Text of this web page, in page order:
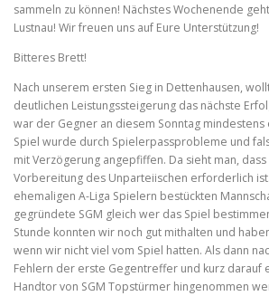
sammeln zu können! Nächstes Wochenende
Lustnau! Wir freuen uns auf Eure Unterstützung!
Bitteres Brett!
Nach unserem ersten Sieg in Dettenhausen,
deutlichen Leistungssteigerung das nächste
war der Gegner an diesem Sonntag mindestens
Spiel wurde durch Spielerpassprobleme und
mit Verzögerung angepfiffen. Da sieht man,
Vorbereitung des Unparteiischen erforderlich
ehemaligen A-Liga Spielern bestückten
gegründete SGM gleich wer das Spiel
Stunde konnten wir noch gut mithalten und
wenn wir nicht viel vom Spiel hatten. Als dann
Fehlern der erste Gegentreffer und kurz darauf
Handtor von SGM Topstürmer hingenommen